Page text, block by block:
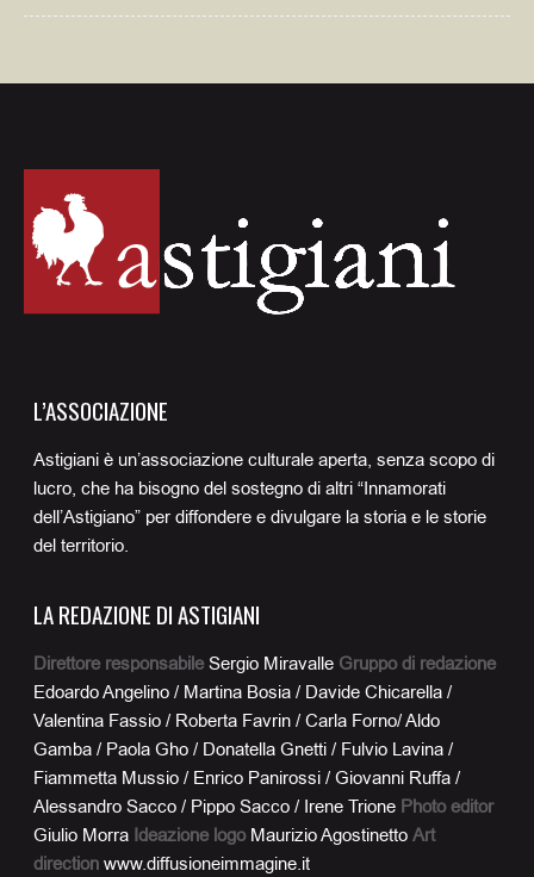
L’ASSOCIAZIONE
Astigiani è un’associazione culturale aperta, senza scopo di
lucro, che ha bisogno del sostegno di altri “Innamorati
dell’Astigiano” per diffondere e divulgare la storia e le storie
del territorio.
LA REDAZIONE DI ASTIGIANI
Direttore responsabile Sergio Miravalle Gruppo di redazione
Edoardo Angelino / Martina Bosia / Davide Chicarella /
Valentina Fassio / Roberta Favrin / Carla Forno/ Aldo
Gamba / Paola Gho / Donatella Gnetti / Fulvio Lavina /
Fiammetta Mussio / Enrico Panirossi / Giovanni Ruffa /
Alessandro Sacco / Pippo Sacco / Irene Trione Photo editor
Giulio Morra Ideazione logo Maurizio Agostinetto Art
direction www.diffusioneimmagine.it